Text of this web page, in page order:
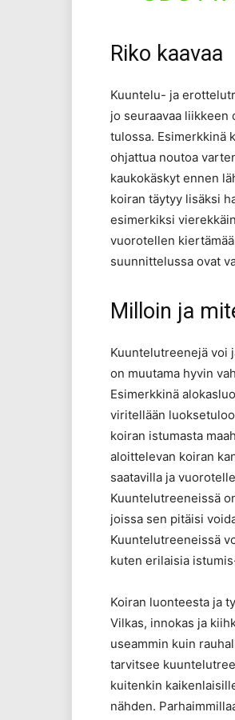
Riko kaavaa
Kuuntelu- ja
jo seuraavaa liikkeen
tulossa. Esimerkkinä
ohjattua noutoa
kaukokäskyt ennen
koiran täytyy lisäksi
esimerkiksi
vuorotellen
suunnittelussa ovat
Milloin ja
Kuuntelutreenejä voi
on muutama hyvin
Esimerkkinä
viritellään
koiran istumasta
aloittelevan koiran
saatavilla ja
Kuuntelutreeneissä
joissa sen pitäisi
Kuuntelutreeneissä
kuten erilaisia
Koiran luonteesta ja
Vilkas, innokas ja
useammin kuin
tarvitsee
kuitenkin
nähden.